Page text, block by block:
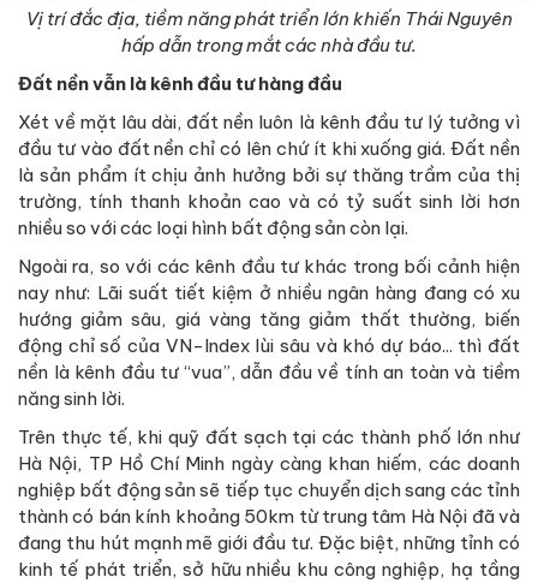
Vị trí đắc địa, tiềm năng phát triển lớn khiến Thái Nguyên
hấp dẫn trong mắt các nhà đầu tư.
Đất nền vẫn là kênh đầu tư hàng đầu
Xét về mặt lâu dài, đất nền luôn là kênh đầu tư lý tưởng vì
đầu tư vào đất nền chỉ có lên chứ ít khi xuống giá. Đất nền
là sản phẩm ít chịu ảnh hưởng bởi sự thăng trầm của thị
trường, tính thanh khoản cao và có tỷ suất sinh lời hơn
nhiều so với các loại hình bất động sản còn lại.
Ngoài ra, so với các kênh đầu tư khác trong bối cảnh hiện
nay như: Lãi suất tiết kiệm ở nhiều ngân hàng đang có xu
hướng giảm sâu, giá vàng tăng giảm thất thường, biến
động chỉ số của VN-Index lùi sâu và khó dự báo... thì đất
nền là kênh đầu tư “vua”, dẫn đầu về tính an toàn và tiềm
năng sinh lời.
Trên thực tế, khi quỹ đất sạch tại các thành phố lớn như
Hà Nội, TP Hồ Chí Minh ngày càng khan hiếm, các doanh
nghiệp bất động sản sẽ tiếp tục chuyển dịch sang các tỉnh
thành có bán kính khoảng 50km từ trung tâm Hà Nội đã và
đang thu hút mạnh mẽ giới đầu tư. Đặc biệt, những tỉnh có
kinh tế phát triển, sở hữu nhiều khu công nghiệp, hạ tầng